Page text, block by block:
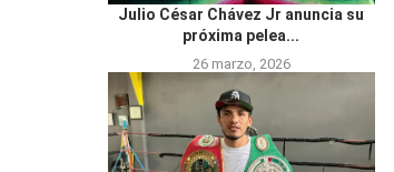
Julio César Chávez Jr anuncia su
próxima pelea...
26 marzo, 2026